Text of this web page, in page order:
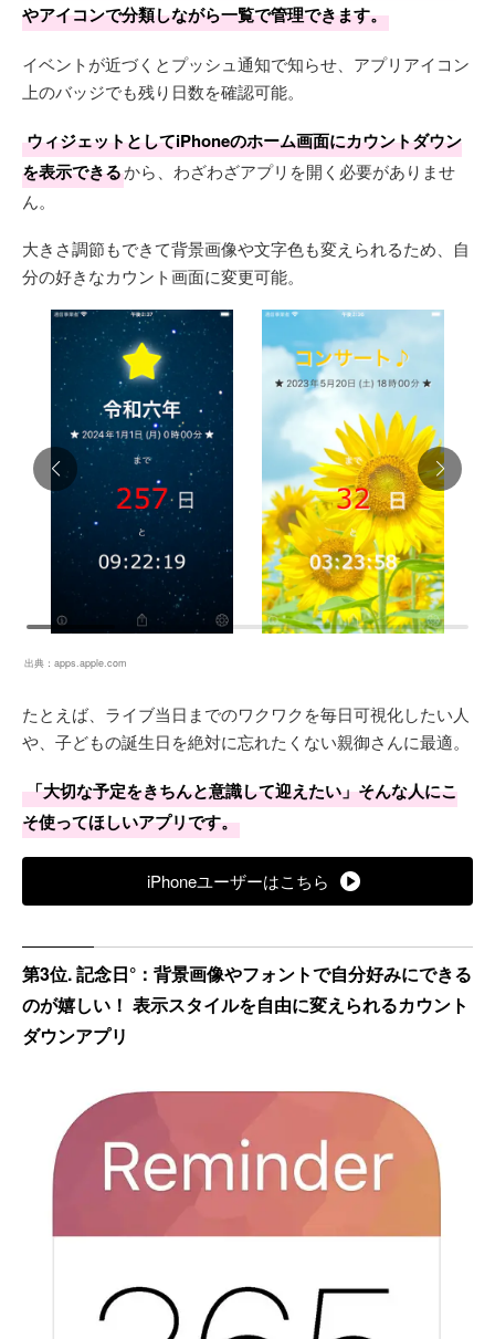
やアイコンで分類しながら一覧で管理できます。
イベントが近づくとプッシュ通知で知らせ、アプリアイコン
上のバッジでも残り日数を確認可能。
ウィジェットとしてiPhoneのホーム画面にカウントダウン
を表示できるから、わざわざアプリを開く必要がありませ
ん。
大きさ調節もできて背景画像や文字色も変えられるため、自
分の好きなカウント画面に変更可能。
出典： apps.apple.com
たとえば、ライブ当日までのワクワクを毎日可視化したい人
や、子どもの誕生日を絶対に忘れたくない親御さんに最適。
「大切な予定をきちんと意識して迎えたい」そんな人にこ
そ使ってほしいアプリです。
iPhoneユーザーはこちら
第3位. 記念日°：背景画像やフォントで自分好みにできる
のが嬉しい！ 表示スタイルを自由に変えられるカウント
ダウンアプリ